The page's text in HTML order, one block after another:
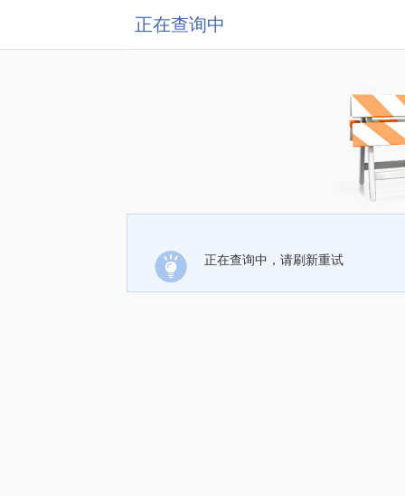
正在查询中
正在查询中，请刷新重试